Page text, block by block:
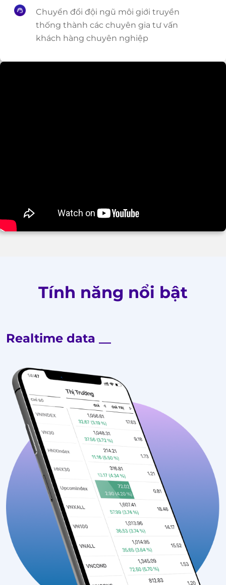
Chuyển đổi đội ngũ môi giới truyền
thống thành các chuyên gia tư vấn
khách hàng chuyên nghiệp
Tính năng nổi bật
Realtime data __